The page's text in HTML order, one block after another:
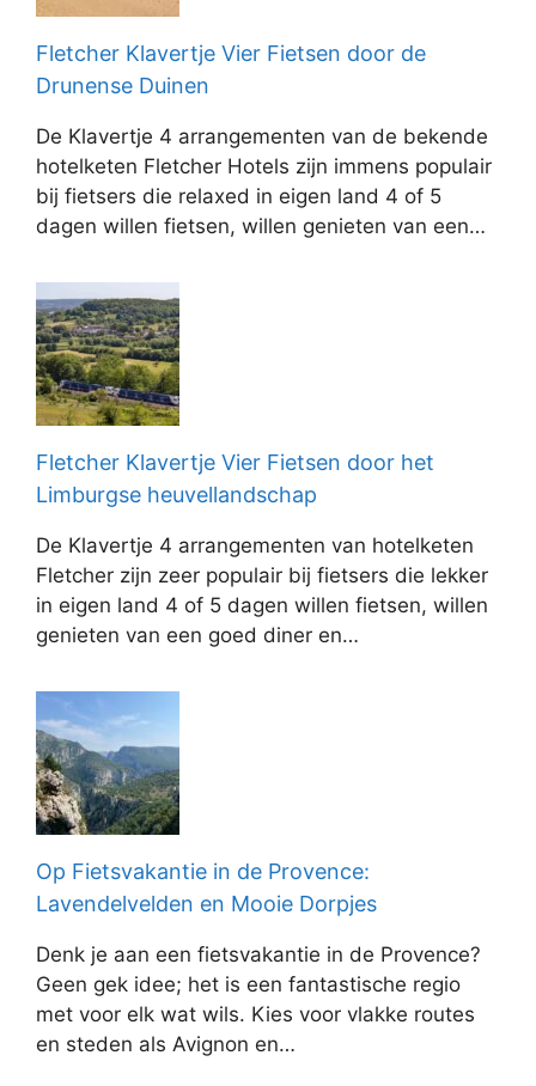
Fletcher Klavertje Vier Fietsen door de
Drunense Duinen
De Klavertje 4 arrangementen van de bekende
hotelketen Fletcher Hotels zijn immens populair
bij fietsers die relaxed in eigen land 4 of 5
dagen willen fietsen, willen genieten van een…
Fletcher Klavertje Vier Fietsen door het
Limburgse heuvellandschap
De Klavertje 4 arrangementen van hotelketen
Fletcher zijn zeer populair bij fietsers die lekker
in eigen land 4 of 5 dagen willen fietsen, willen
genieten van een goed diner en…
Op Fietsvakantie in de Provence:
Lavendelvelden en Mooie Dorpjes
Denk je aan een fietsvakantie in de Provence?
Geen gek idee; het is een fantastische regio
met voor elk wat wils. Kies voor vlakke routes
en steden als Avignon en…